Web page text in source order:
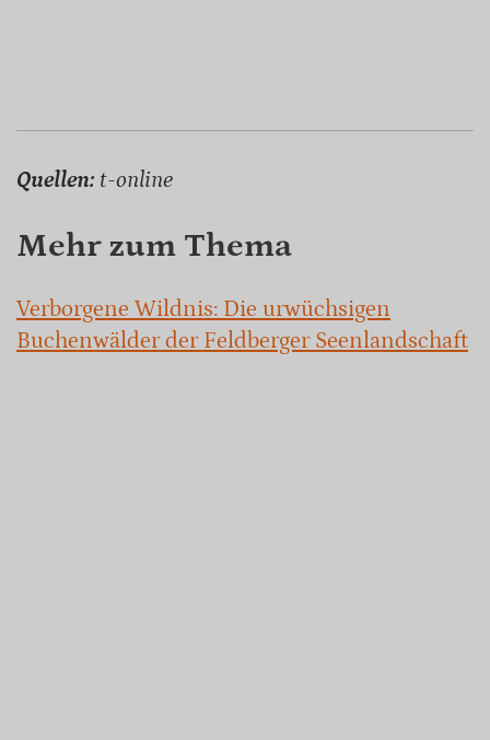
Quellen: t-online
Mehr zum Thema
Verborgene Wildnis: Die urwüchsigen
Buchenwälder der Feldberger Seenlandschaft